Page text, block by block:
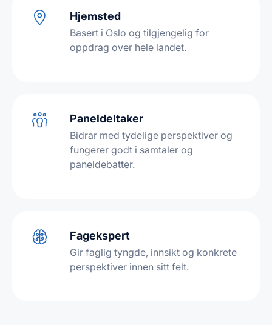
Hjemsted
Basert i Oslo og tilgjengelig for
oppdrag over hele landet.
Paneldeltaker
Bidrar med tydelige perspektiver og
fungerer godt i samtaler og
paneldebatter.
Fagekspert
Gir faglig tyngde, innsikt og konkrete
perspektiver innen sitt felt.